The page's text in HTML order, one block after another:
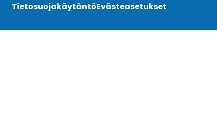
TietosuojakäytäntöEvästeasetukset